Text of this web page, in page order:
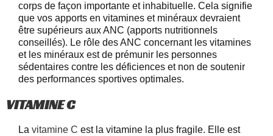
corps de façon importante et inhabituelle. Cela signifie
que vos apports en vitamines et minéraux devraient
être supérieurs aux ANC (apports nutritionnels
conseillés). Le rôle des ANC concernant les vitamines
et les minéraux est de prémunir les personnes
sédentaires contre les déficiences et non de soutenir
des performances sportives optimales.
VITAMINE C
La vitamine C est la vitamine la plus fragile. Elle est